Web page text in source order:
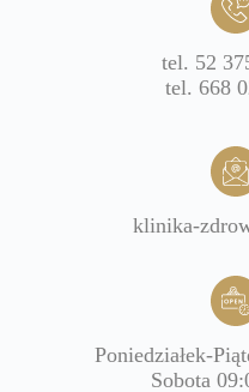
tel. 52
tel. 668
klinika-
Poniedziałek-
Sobota